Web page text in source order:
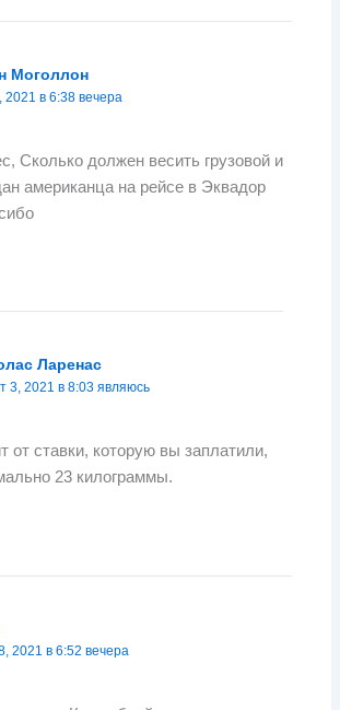
Моголлон
2021 в 6:38 вечера
Сколько должен весить грузовой и
американца на рейсе в Эквадор
Ларенас
3, 2021 в 8:03 являюсь
от ставки, которую вы заплатили,
23 килограммы.
2021 в 6:52 вечера